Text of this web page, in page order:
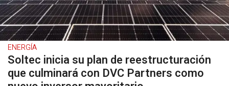
ENERGÍA
Soltec inicia su plan de reestructuración
que culminará con DVC Partners como